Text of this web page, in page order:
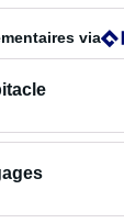
via